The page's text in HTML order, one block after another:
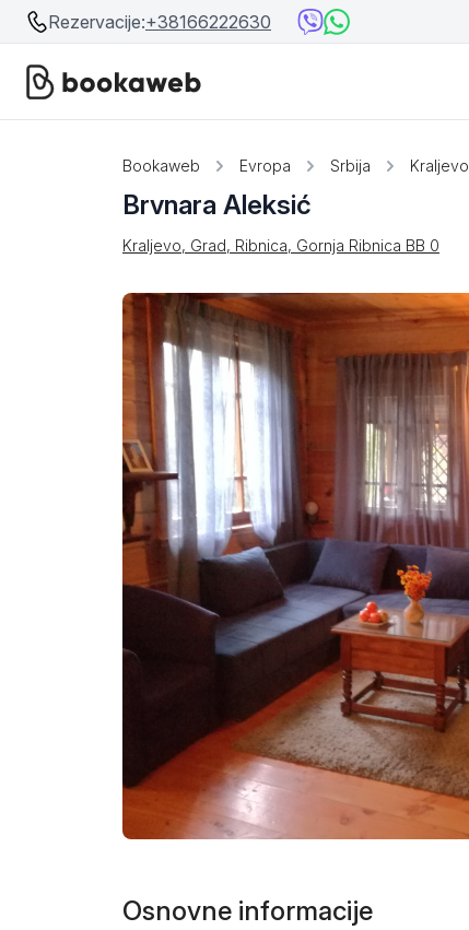
Rezervacije:+38166222630
Bosna i Hercegovina
Crna Gora
Srbija
Beograd
Niš
Srebrno jezero
Prolom Banja
Smederevo
Čačak
Pančevo
Vranje
Paraćin
Kikinda
Srbobran
Ruma
Bookaweb Evropa Srbija Kraljevo
Brvnara Aleksić
Kraljevo, Grad, Ribnica, Gornja Ribnica BB 0
Osnovne informacije